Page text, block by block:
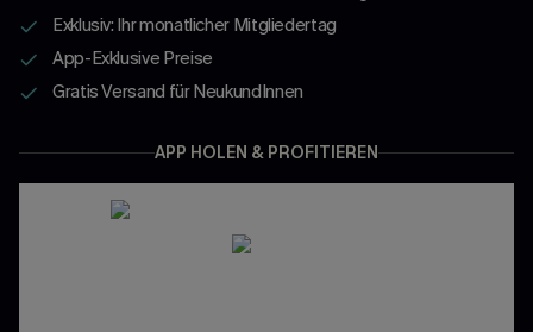
Exklusiv: Ihr monatlicher Mitgliedertag
App-Exklusive Preise
Gratis Versand für NeukundInnen
APP HOLEN & PROFITIEREN